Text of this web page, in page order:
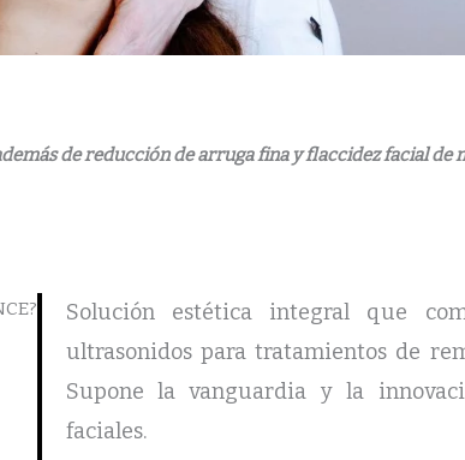
de reducción de arruga fina y flaccidez facial
Solución estética integral que
ultrasonidos para tratamientos de
Supone la vanguardia y la
faciales.